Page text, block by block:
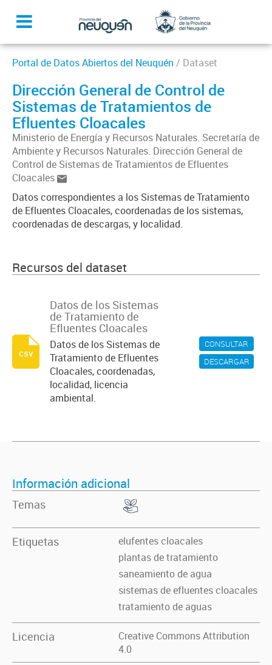
Portal de Datos Abiertos del Neuquén / Dataset
Dirección General de Control de
Sistemas de Tratamientos de
Efluentes Cloacales
Ministerio de Energía y Recursos Naturales. Secretaría de
Ambiente y Recursos Naturales. Dirección General de
Control de Sistemas de Tratamientos de Efluentes
Cloacales
Datos correspondientes a los Sistemas de Tratamiento
de Efluentes Cloacales, coordenadas de los sistemas,
coordenadas de descargas, y localidad.
Recursos del dataset
CONSULTAR
DESCARGAR
Datos de los Sistemas
de Tratamiento de
Efluentes Cloacales
Datos de los Sistemas de
Tratamiento de Efluentes
Cloacales, coordenadas,
localidad, licencia
ambiental.
csv
Información adicional
Temas
Etiquetas
elufentes cloacales
plantas de tratamiento
saneamiento de agua
sistemas de efluentes cloacales
tratamiento de aguas
Licencia
Creative Commons Attribution
4.0